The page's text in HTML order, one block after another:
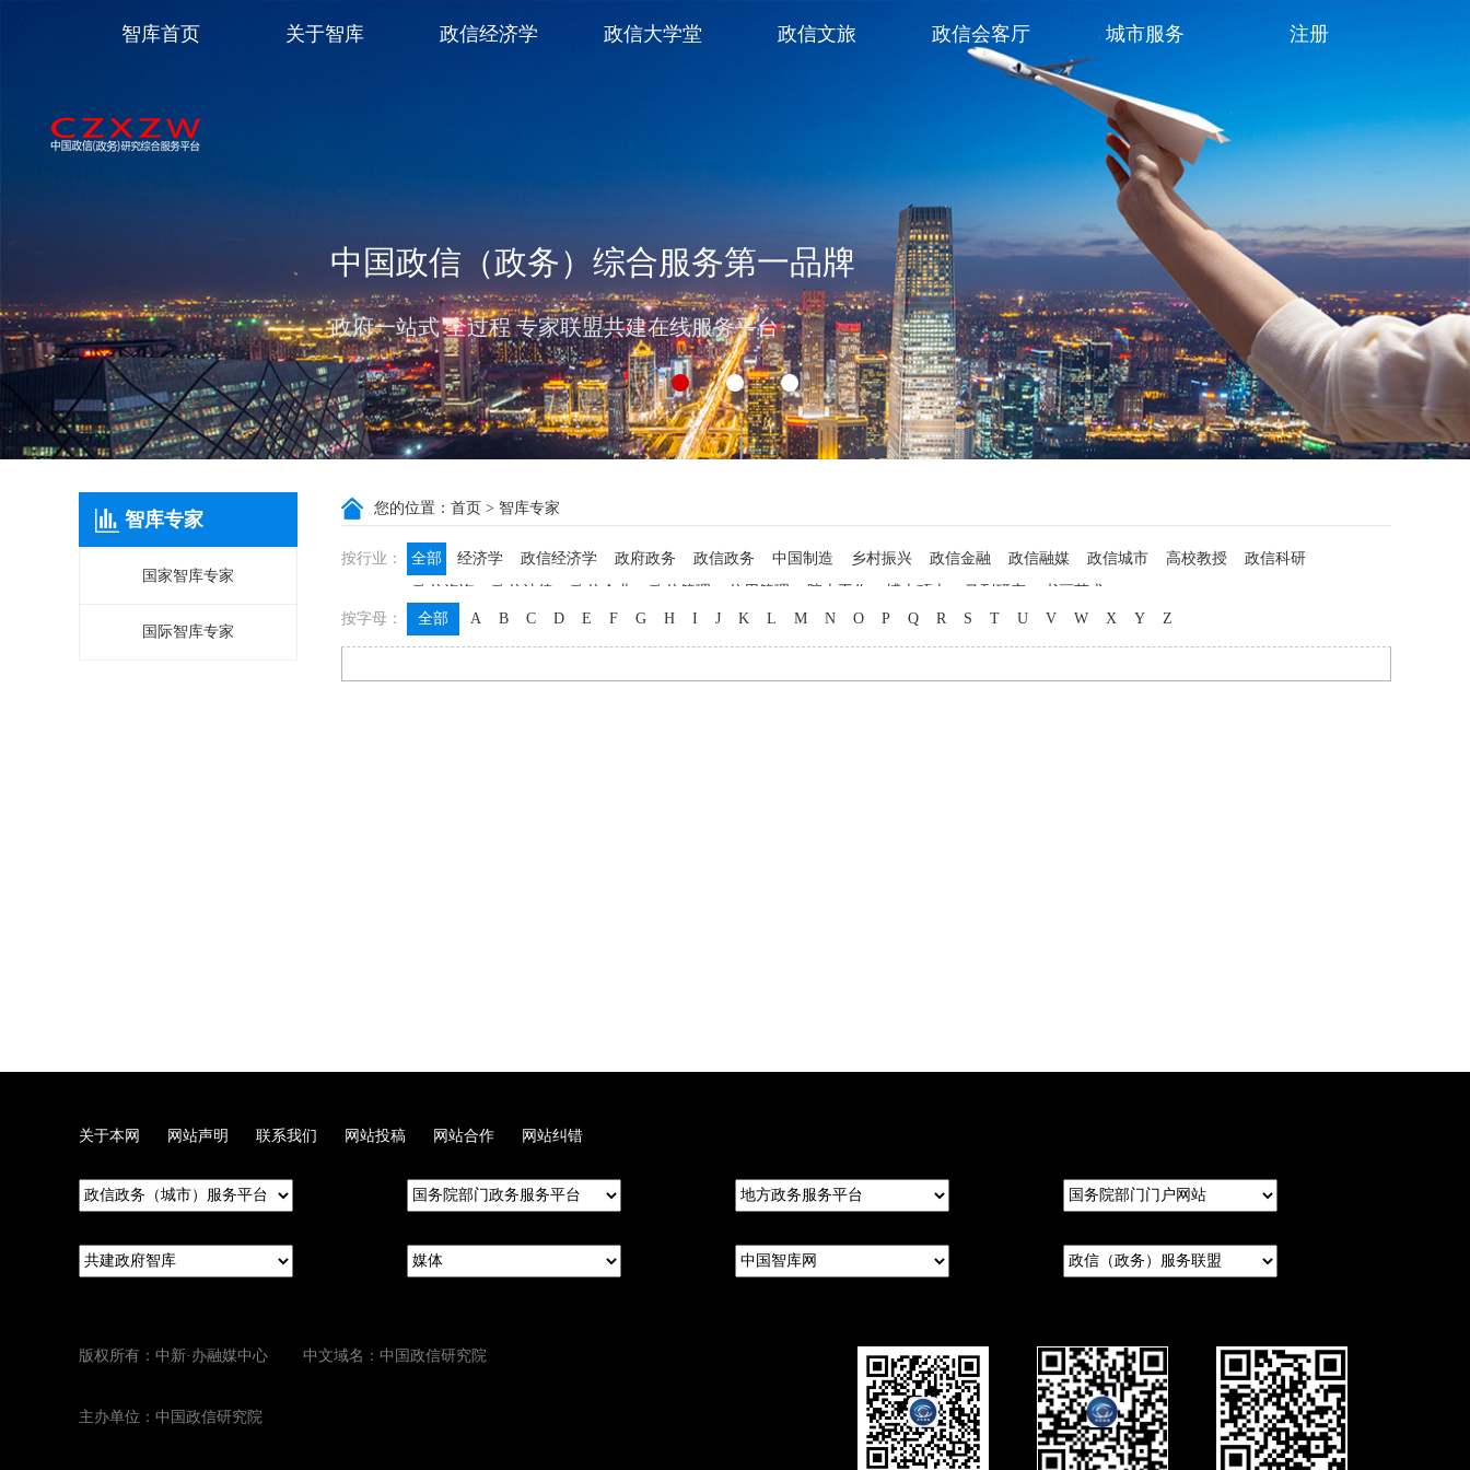
中国政信（政务）综合服务第一品牌
政府一站式 全过程 专家联盟共建在线服务平台
智库首页 关于智库 政信经济学 政信大学堂 政信文旅 政信会客厅 城市服务 注册
智库专家
国家智库专家
国际智库专家
您的位置： 首页 > 智库专家
按行业： 全部 经济学 政信经济学 政府政务 政信政务 中国制造 乡村振兴 政信金融 政信融媒 政信城市 高校教授
政信科研
政信咨询
政信法律 政信企业 政信管理 信用管理 院士工作 博士硕士 马列研究
书画艺术
按字母：
全部 A B C D E F G H I J K L M N O P Q R S T U V W X Y Z
关于本网 网站声明 联系我们 网站投稿 网站合作 网站纠错
版权所有：中新·办融媒中心 中文域名：中国政信研究院
主办单位：中国政信研究院